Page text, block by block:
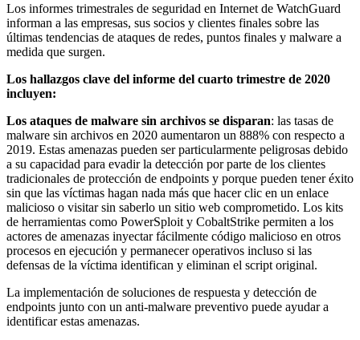
Los informes trimestrales de seguridad en Internet de WatchGuard
informan a las empresas, sus socios y clientes finales sobre las
últimas tendencias de ataques de redes, puntos finales y malware a
medida que surgen.
Los hallazgos clave del informe del cuarto trimestre de 2020
incluyen:
Los ataques de malware sin archivos se disparan: las tasas de
malware sin archivos en 2020 aumentaron un 888% con respecto a
2019. Estas amenazas pueden ser particularmente peligrosas debido
a su capacidad para evadir la detección por parte de los clientes
tradicionales de protección de endpoints y porque pueden tener éxito
sin que las víctimas hagan nada más que hacer clic en un enlace
malicioso o visitar sin saberlo un sitio web comprometido. Los kits
de herramientas como PowerSploit y CobaltStrike permiten a los
actores de amenazas inyectar fácilmente código malicioso en otros
procesos en ejecución y permanecer operativos incluso si las
defensas de la víctima identifican y eliminan el script original.
La implementación de soluciones de respuesta y detección de
endpoints junto con un anti-malware preventivo puede ayudar a
identificar estas amenazas.